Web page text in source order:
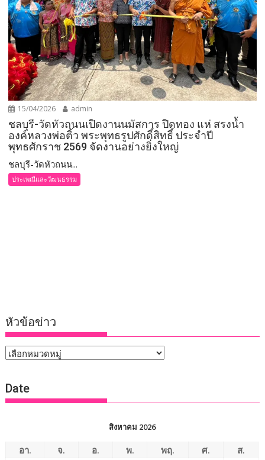
15/04/2026 admin
ชลบุรี-วัดหัวถนนเปิดงานนมัสการ ปิดทอง แห่ สรงน้ำ
องค์หลวงพ่อติ้ว พระพุทธรูปศักดิ์สิทธิ์ ประจำปี
พุทธศักราช 2569 จัดงานอย่างยิ่งใหญ่
ชลบุรี-วัดหัวถนน...
ประเพณีและวัฒนธรรม
หัวข้อข่าว
หัวข้อ
Date
สิงหาคม 2026
อา. จ. อ. พ. พฤ. ศ.
ส.